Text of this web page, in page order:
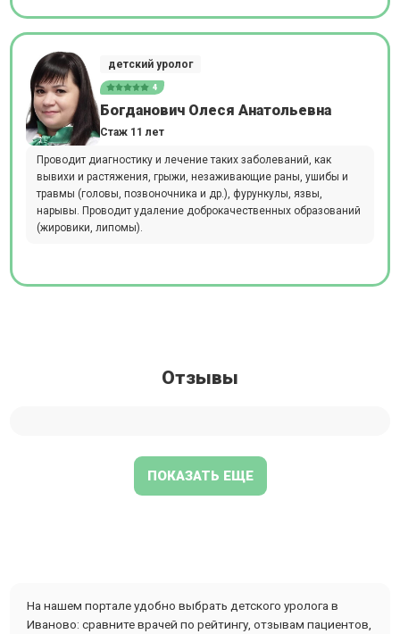
детский уролог
4
Богданович Олеся Анатольевна
Стаж 11 лет
Проводит диагностику и лечение таких заболеваний, как
вывихи и растяжения, грыжи, незаживающие раны, ушибы и
травмы (головы, позвоночника и др.), фурункулы, язвы,
нарывы. Проводит удаление доброкачественных образований
(жировики, липомы).
Отзывы
ПОКАЗАТЬ ЕЩЕ
На нашем портале удобно выбрать детского уролога в
Иваново: сравните врачей по рейтингу, отзывам пациентов,